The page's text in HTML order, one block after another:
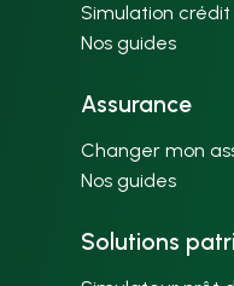
Simulation crédit
Nos guides
Assurance
Changer mon
Nos guides
Solutions